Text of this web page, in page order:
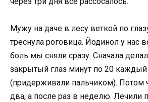
Мужу на даче в лесу веткой по
треснула роговица. Йодинол у нас
боль мы сняли сразу. Сначала
закрытый глаз минут по 20
(придерживали пальчиком). Потом
два, а после раз в неделю. Лечили